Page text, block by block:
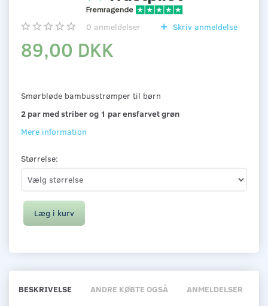
0 anmeldelser Skriv anmeldelse
89,00 DKK
Smørbløde bambusstrømper til børn
2 par med striber og 1 par ensfarvet grøn
Mere information
Størrelse:
Læg i kurv
BESKRIVELSE ANDRE KØBTE OGSÅ ANMELDELSER